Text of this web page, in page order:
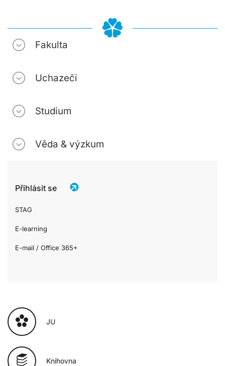
Fakulta
Uchazeči
Studium
Věda & výzkum
Přihlásit se
STAG
E-learning
E-mail / Office 365+
JU
Knihovna